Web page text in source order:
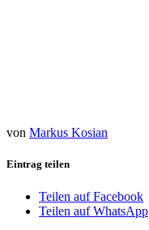
von Markus Kosian
Eintrag teilen
Teilen auf Facebook
Teilen auf WhatsApp